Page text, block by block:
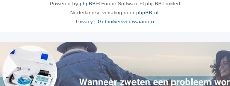
Powered by phpBB® Forum Software © phpBB Limited
Nederlandse vertaling doorphpBB.nl
Privacy | Gebruikersvoorwaarden